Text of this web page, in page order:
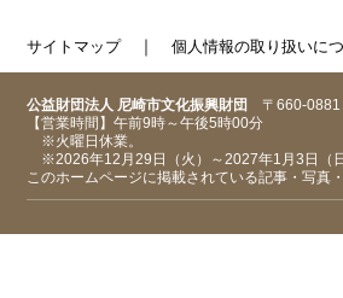
サイトマップ｜ 個人情報の取り扱いに
公益財団法人 尼崎市文化振興財団 〒660-0881
【営業時間】午前9時～午後5時00分
※火曜日休業。
※2026年12月29日（火）～2027年1月3日（日
このホームページに掲載されている記事・写真